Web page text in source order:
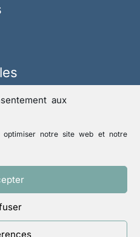
aux
optimiser notre site web et notre